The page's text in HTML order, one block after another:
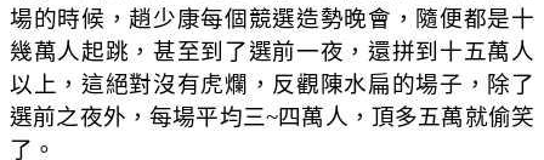
場的時候，趙少康每個競選造勢晚會，隨便都是十
幾萬人起跳，甚至到了選前一夜，還拼到十五萬人
以上，這絕對沒有虎爛，反觀陳水扁的場子，除了
選前之夜外，每場平均三~四萬人，頂多五萬就偷笑
了。